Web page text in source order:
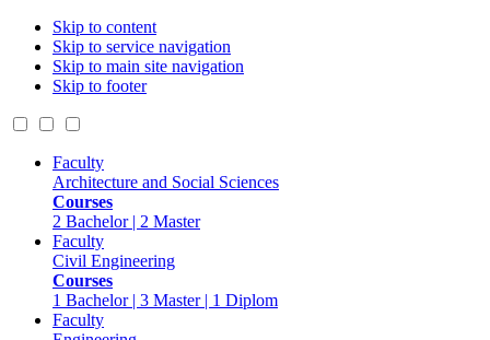
Skip to content
Skip to service navigation
Skip to main site navigation
Skip to footer
Faculty
Architecture and Social Sciences
Courses
2 Bachelor | 2 Master
Faculty
Civil Engineering
Courses
1 Bachelor | 3 Master | 1 Diplom
Faculty